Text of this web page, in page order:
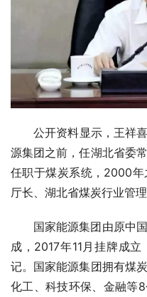
公开资料显示，王祥
源集团之前，任湖北省委
任职于煤炭系统，2000
厅长、湖北省煤炭行业管
国家能源集团由原中
成，2017年11月挂牌成
记。国家能源集团拥有煤
化工、科技环保、金融等